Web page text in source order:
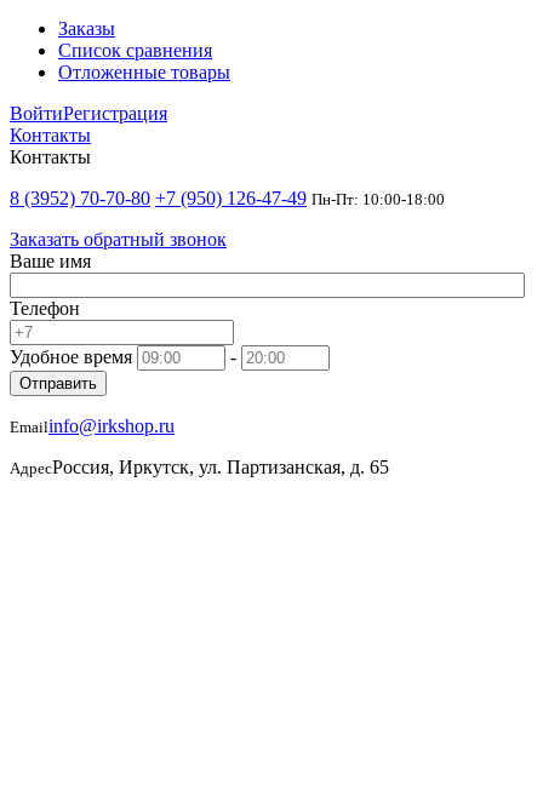
Заказы
Список сравнения
Отложенные товары
ВойтиРегистрация
Контакты
Контакты
8 (3952) 70-70-80 +7 (950) 126-47-49 Пн-Пт: 10:00-18:00
Заказать обратный звонок
Ваше имя
Телефон
Удобное время -
Отправить
Emailinfo@irkshop.ru
АдресРоссия, Иркутск, ул. Партизанская, д. 65